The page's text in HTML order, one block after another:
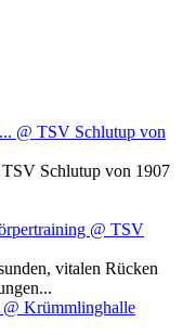
@ TSV Schlutup von
TSV Schlutup von 1907
vitalen Rücken
@ Krümmlinghalle